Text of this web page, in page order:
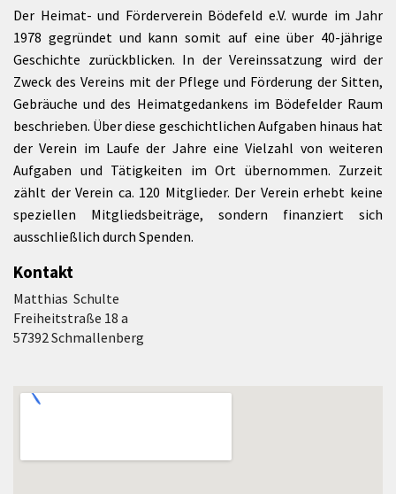
Der Heimat- und Förderverein Bödefeld e.V. wurde im Jahr
1978 gegründet und kann somit auf eine über 40-jährige
Geschichte zurückblicken. In der Vereinssatzung wird der
Zweck des Vereins mit der Pflege und Förderung der Sitten,
Gebräuche und des Heimatgedankens im Bödefelder Raum
beschrieben. Über diese geschichtlichen Aufgaben hinaus hat
der Verein im Laufe der Jahre eine Vielzahl von weiteren
Aufgaben und Tätigkeiten im Ort übernommen. Zurzeit
zählt der Verein ca. 120 Mitglieder. Der Verein erhebt keine
speziellen Mitgliedsbeiträge, sondern finanziert sich
ausschließlich durch Spenden.
Kontakt
Matthias Schulte
Freiheitstraße 18 a
57392 Schmallenberg